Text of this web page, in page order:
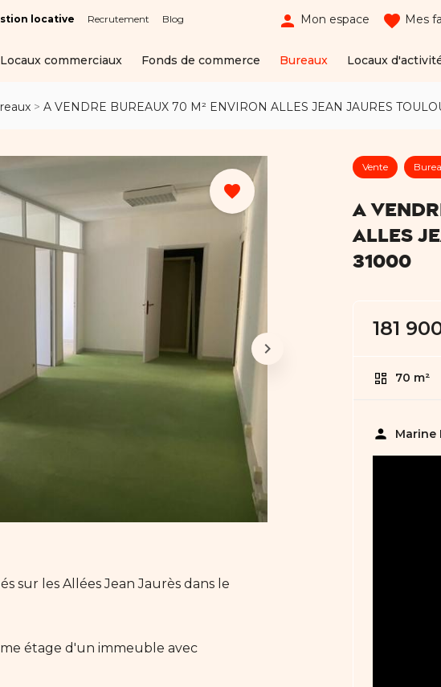
locative Recrutement Blog person Mon espace favorite Mes
Locaux commerciaux Fonds de commerce Bureaux Locaux
> A VENDRE BUREAUX 70 M² ENVIRON ALLES JEAN JAURES
favorite
sur les Allées Jean Jaurès dans le
étage d'un immeuble avec
Vente
A
ALLES
31000
181
70 m²
person Marine